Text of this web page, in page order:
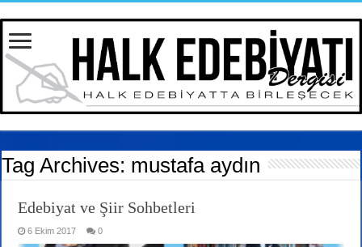
Tag Archives: mustafa aydın
Edebiyat ve Şiir Sohbetleri
6 Ekim 2017 0